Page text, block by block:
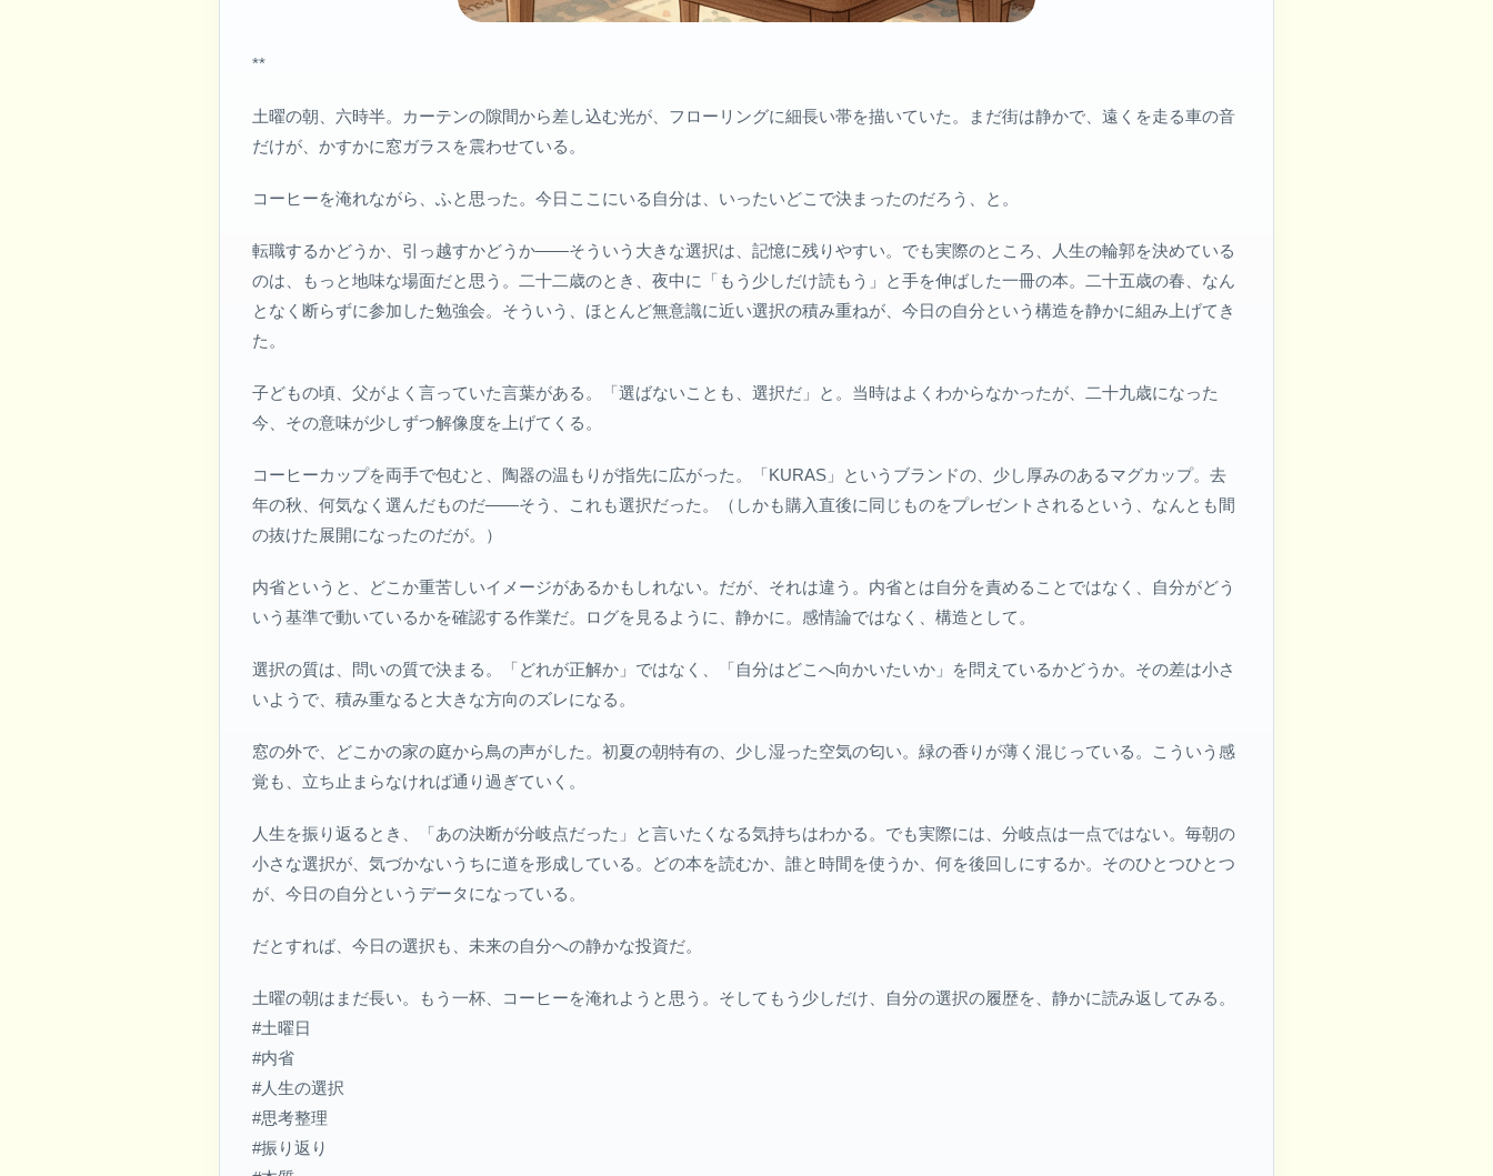
**
土曜の朝、六時半。カーテンの隙間から差し込む光が、フローリングに細長い帯を描いていた。まだ街は静かで、遠くを走る車の音
だけが、かすかに窓ガラスを震わせている。
コーヒーを淹れながら、ふと思った。今日ここにいる自分は、いったいどこで決まったのだろう、と。
転職するかどうか、引っ越すかどうか——そういう大きな選択は、記憶に残りやすい。でも実際のところ、人生の輪郭を決めている
のは、もっと地味な場面だと思う。二十二歳のとき、夜中に「もう少しだけ読もう」と手を伸ばした一冊の本。二十五歳の春、なん
となく断らずに参加した勉強会。そういう、ほとんど無意識に近い選択の積み重ねが、今日の自分という構造を静かに組み上げてき
た。
子どもの頃、父がよく言っていた言葉がある。「選ばないことも、選択だ」と。当時はよくわからなかったが、二十九歳になった
今、その意味が少しずつ解像度を上げてくる。
コーヒーカップを両手で包むと、陶器の温もりが指先に広がった。「KURAS」というブランドの、少し厚みのあるマグカップ。去
年の秋、何気なく選んだものだ——そう、これも選択だった。（しかも購入直後に同じものをプレゼントされるという、なんとも間
の抜けた展開になったのだが。）
内省というと、どこか重苦しいイメージがあるかもしれない。だが、それは違う。内省とは自分を責めることではなく、自分がどう
いう基準で動いているかを確認する作業だ。ログを見るように、静かに。感情論ではなく、構造として。
選択の質は、問いの質で決まる。「どれが正解か」ではなく、「自分はどこへ向かいたいか」を問えているかどうか。その差は小さ
いようで、積み重なると大きな方向のズレになる。
窓の外で、どこかの家の庭から鳥の声がした。初夏の朝特有の、少し湿った空気の匂い。緑の香りが薄く混じっている。こういう感
覚も、立ち止まらなければ通り過ぎていく。
人生を振り返るとき、「あの決断が分岐点だった」と言いたくなる気持ちはわかる。でも実際には、分岐点は一点ではない。毎朝の
小さな選択が、気づかないうちに道を形成している。どの本を読むか、誰と時間を使うか、何を後回しにするか。そのひとつひとつ
が、今日の自分というデータになっている。
だとすれば、今日の選択も、未来の自分への静かな投資だ。
土曜の朝はまだ長い。もう一杯、コーヒーを淹れようと思う。そしてもう少しだけ、自分の選択の履歴を、静かに読み返してみる。
#土曜日
#内省
#人生の選択
#思考整理
#振り返り